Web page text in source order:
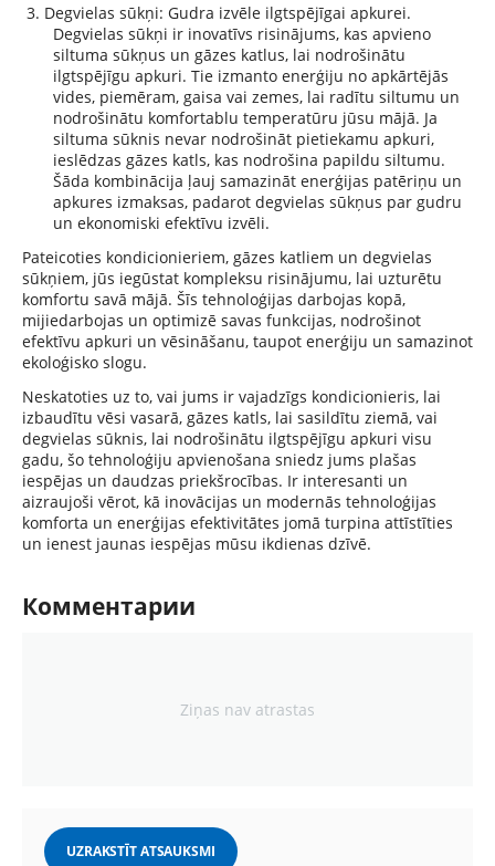
3. Degvielas sūkņi: Gudra izvēle ilgtspējīgai apkurei.
Degvielas sūkņi ir inovatīvs risinājums, kas apvieno
siltuma sūkņus un gāzes katlus, lai nodrošinātu
ilgtspējīgu apkuri. Tie izmanto enerģiju no apkārtējās
vides, piemēram, gaisa vai zemes, lai radītu siltumu un
nodrošinātu komfortablu temperatūru jūsu mājā. Ja
siltuma sūknis nevar nodrošināt pietiekamu apkuri,
ieslēdzas gāzes katls, kas nodrošina papildu siltumu.
Šāda kombinācija ļauj samazināt enerģijas patēriņu un
apkures izmaksas, padarot degvielas sūkņus par gudru
un ekonomiski efektīvu izvēli.
Pateicoties kondicionieriem, gāzes katliem un degvielas
sūkņiem, jūs iegūstat kompleksu risinājumu, lai uzturētu
komfortu savā mājā. Šīs tehnoloģijas darbojas kopā,
mijiedarbojas un optimizē savas funkcijas, nodrošinot
efektīvu apkuri un vēsināšanu, taupot enerģiju un samazinot
ekoloģisko slogu.
Neskatoties uz to, vai jums ir vajadzīgs kondicionieris, lai
izbaudītu vēsi vasarā, gāzes katls, lai sasildītu ziemā, vai
degvielas sūknis, lai nodrošinātu ilgtspējīgu apkuri visu
gadu, šo tehnoloģiju apvienošana sniedz jums plašas
iespējas un daudzas priekšrocības. Ir interesanti un
aizraujoši vērot, kā inovācijas un modernās tehnoloģijas
komforta un enerģijas efektivitātes jomā turpina attīstīties
un ienest jaunas iespējas mūsu ikdienas dzīvē.
Комментарии
Ziņas nav atrastas
UZRAKSTĪT ATSAUKSMI